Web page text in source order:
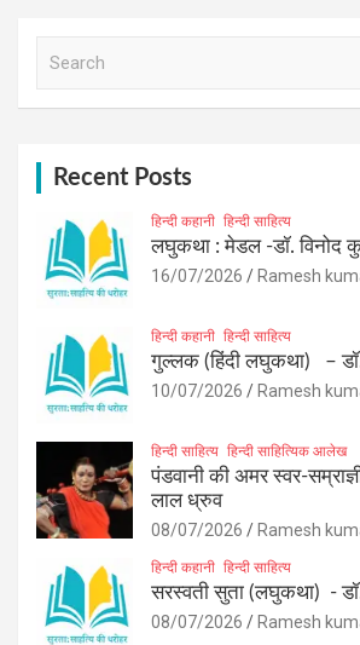
Recent Posts
हिन्दी कहानी हिन्दी साहित्य
लघुकथा : मेडल -डॉ. विनोद
16/07/2026 Ramesh
हिन्दी कहानी हिन्दी साहित्य
गुल्लक (हिंदी लघुकथा) – डॉ.
10/07/2026 Ramesh
हिन्दी साहित्य हिन्दी साहित्यिक आलेख
पंडवानी की अमर स्वर-
लाल ध्रुव
08/07/2026 Ramesh
हिन्दी कहानी हिन्दी साहित्य
सरस्वती सुता (लघुकथा) ​- डॉ.
08/07/2026 Ramesh